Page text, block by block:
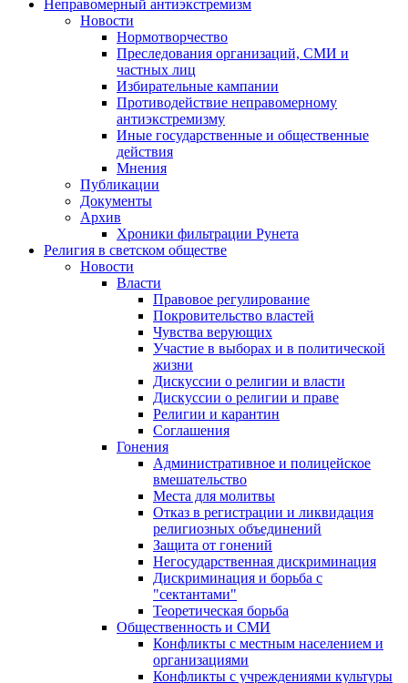
Неправомерный антиэкстремизм
Новости
Нормотворчество
Преследования организаций, СМИ и
частных лиц
Избирательные кампании
Противодействие неправомерному
антиэкстремизму
Иные государственные и общественные
действия
Мнения
Публикации
Документы
Архив
Хроники фильтрации Рунета
Религия в светском обществе
Новости
Власти
Правовое регулирование
Покровительство властей
Чувства верующих
Участие в выборах и в политической
жизни
Дискуссии о религии и власти
Дискуссии о религии и праве
Религии и карантин
Соглашения
Гонения
Административное и полицейское
вмешательство
Места для молитвы
Отказ в регистрации и ликвидация
религиозных объединений
Защита от гонений
Негосударственная дискриминация
Дискриминация и борьба с
"сектантами"
Теоретическая борьба
Общественность и СМИ
Конфликты с местным населением и
организациями
Конфликты с учреждениями культуры